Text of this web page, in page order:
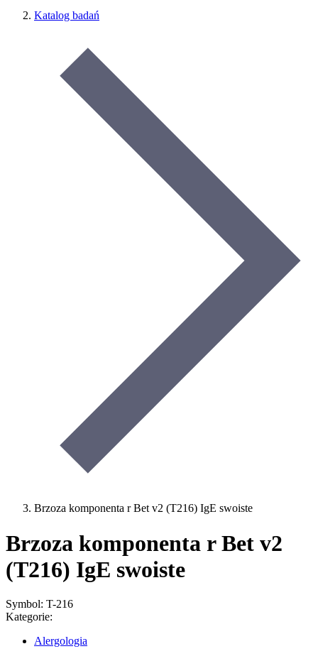
Katalog badań
Brzoza komponenta r Bet v2 (T216) IgE swoiste
Brzoza komponenta r Bet v2
(T216) IgE swoiste
Symbol: T-216
Kategorie:
Alergologia